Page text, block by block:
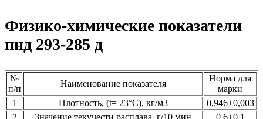
Физико-химические показатели
пнд 293-285 д
№
п/п
Наименование показателя
Норма для
марки
1
Плотность, (t= 23°С), кг/м3
0,946±0,003
2
Значение текучести расплава, г/10 мин 0,6±0,1